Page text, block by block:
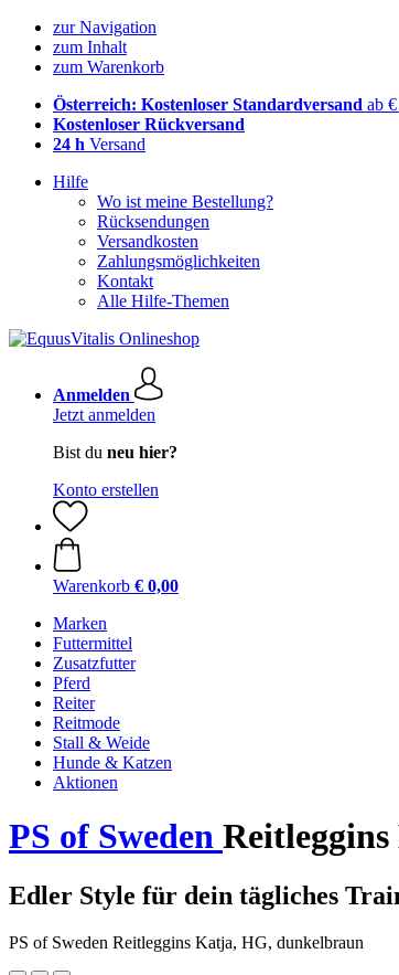
zur Navigation
zum Inhalt
zum Warenkorb
Österreich: Kostenloser Standardversand ab
Kostenloser Rückversand
24 h Versand
Hilfe
Wo ist meine Bestellung?
Rücksendungen
Versandkosten
Zahlungsmöglichkeiten
Kontakt
Alle Hilfe-Themen
Anmelden
Jetzt anmelden
Bist du neu hier?
Konto erstellen
Warenkorb € 0,00
Marken
Futtermittel
Zusatzfutter
Pferd
Reiter
Reitmode
Stall & Weide
Hunde & Katzen
Aktionen
PS of Sweden
Edler Style für dein tägliches
PS of Sweden Reitleggins Katja, HG, dunkelbraun